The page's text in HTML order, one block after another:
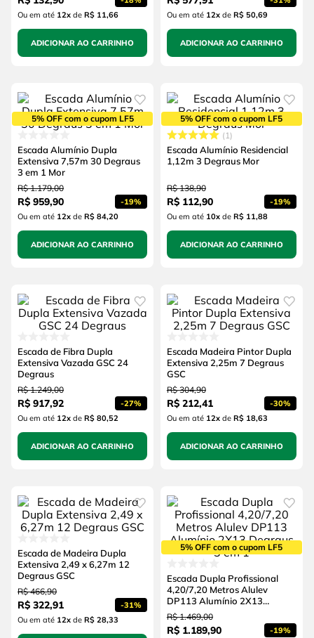
Ou em até 12xde R$ 11,66
ADICIONAR AO CARRINHO
Ou em até 12xde R$ 50,69
ADICIONAR AO CARRINHO
5% OFF com o cupom LF5
Escada Alumínio Dupla
Extensiva 7,57m 30 Degraus
3 em 1 Mor
R$ 1.179,00
R$ 959,90 -19%
Ou em até 12xde R$ 84,20
ADICIONAR AO CARRINHO
5% OFF com o cupom LF5
1
Escada Alumínio Residencial
1,12m 3 Degraus Mor
R$ 138,90
R$ 112,90 -19%
Ou em até 10xde R$ 11,88
ADICIONAR AO CARRINHO
Escada de Fibra Dupla
Extensiva Vazada GSC 24
Degraus
R$ 1.249,00
R$ 917,92 -27%
Ou em até 12xde R$ 80,52
ADICIONAR AO CARRINHO
Escada Madeira Pintor Dupla
Extensiva 2,25m 7 Degraus
GSC
R$ 304,90
R$ 212,41 -30%
Ou em até 12xde R$ 18,63
ADICIONAR AO CARRINHO
Escada de Madeira Dupla
Extensiva 2,49 x 6,27m 12
Degraus GSC
R$ 466,90
R$ 322,91 -31%
Ou em até 12xde R$ 28,33
5% OFF com o cupom LF5
Escada Dupla Profissional
4,20/7,20 Metros Alulev
DP113 Alumínio 2X13
Degraus 3 em 1
R$ 1.469,00
R$ 1.189,90 -19%